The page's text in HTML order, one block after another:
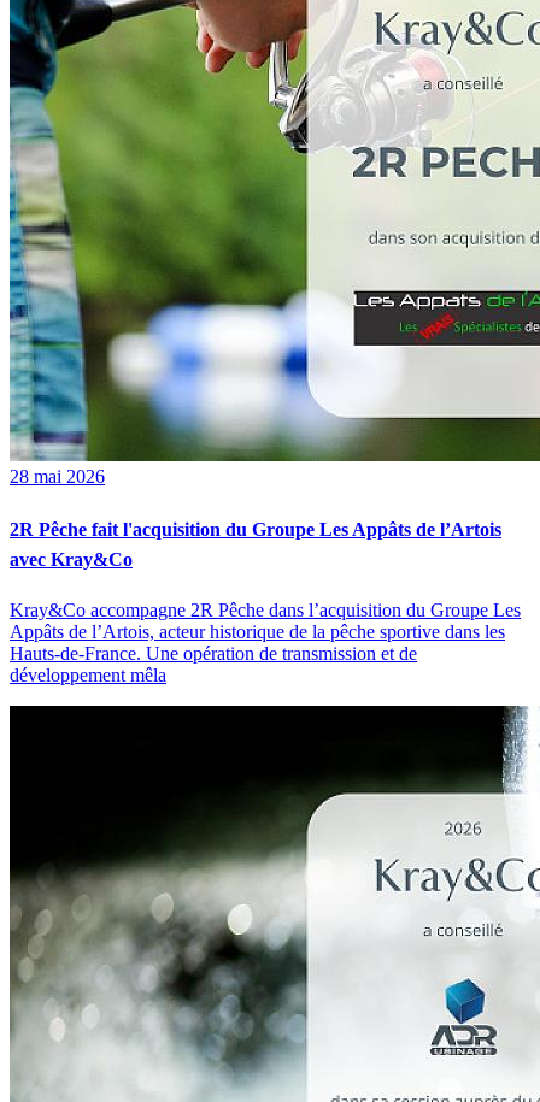
28 mai 2026
2R Pêche fait l'acquisition du Groupe Les Appâts de l’Artois
avec Kray&Co
Kray&Co accompagne 2R Pêche dans l’acquisition du Groupe Les
Appâts de l’Artois, acteur historique de la pêche sportive dans les
Hauts-de-France. Une opération de transmission et de
développement mêla